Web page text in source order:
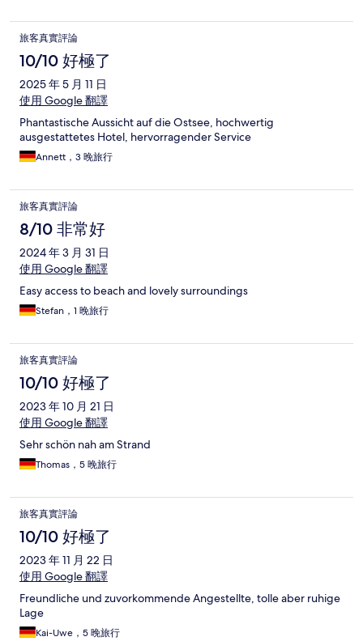
旅客真實評論
10/10 好極了
2025 年 5 月 11 日
使用 Google 翻譯
Phantastische Aussicht auf die Ostsee, hochwertig
ausgestattetes Hotel, hervorragender Service
Annett，3 晚旅行
旅客真實評論
8/10 非常好
2024 年 3 月 31 日
使用 Google 翻譯
Easy access to beach and lovely surroundings
Stefan，1 晚旅行
旅客真實評論
10/10 好極了
2023 年 10 月 21 日
使用 Google 翻譯
Sehr schön nah am Strand
Thomas，5 晚旅行
旅客真實評論
10/10 好極了
2023 年 11 月 22 日
使用 Google 翻譯
Freundliche und zuvorkommende Angestellte, tolle aber ruhige
Lage
Kai-Uwe，5 晚旅行